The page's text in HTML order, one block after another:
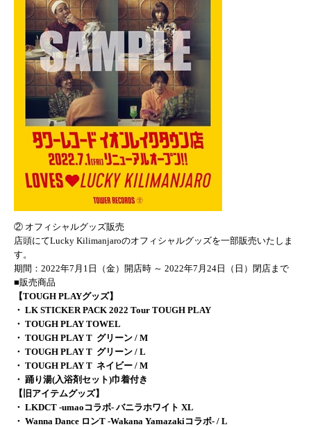
② オフィシャルグッズ販売
店頭にてLucky Kilimanjaroのオフィシャルグッズを一部販売いたしま
す。
期間：2022年7月1日（金）開店時 ～ 2022年7月24日（日）閉店まで
■販売商品
【TOUGH PLAYグッズ】
・ LK STICKER PACK 2022 Tour TOUGH PLAY
・ TOUGH PLAY TOWEL
・ TOUGH PLAY T グリーン / M
・ TOUGH PLAY T グリーン / L
・ TOUGH PLAY T ネイビー / M
・ 踊り湯(入浴剤セット)巾着付き
【旧アイテムグッズ】
・ LKDCT -umaoコラボ- バニラホワイト XL
・ Wanna Dance ロンT -Wakana Yamazakiコラボ- / L